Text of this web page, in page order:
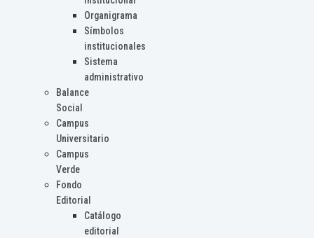
Organigrama
Símbolos
institucionales
Sistema
administrativo
Balance
Social
Campus
Universitario
Campus
Verde
Fondo
Editorial
Catálogo
editorial